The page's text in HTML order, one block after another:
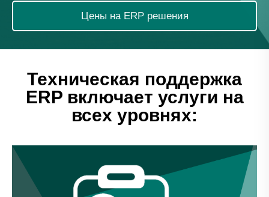
Цены на ERP решения
Техническая поддержка
ERP включает услуги на
всех уровнях: